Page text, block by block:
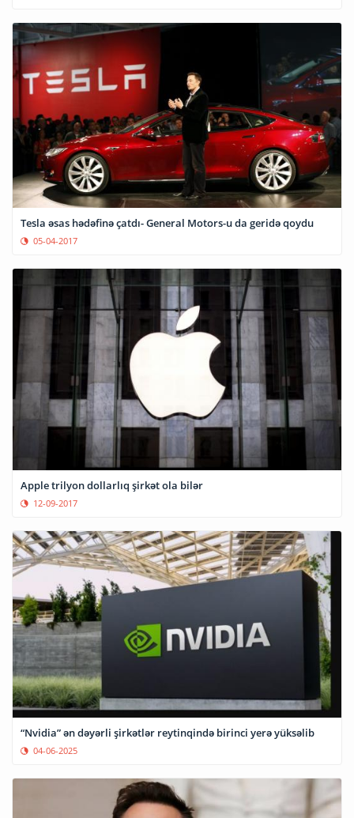
Tesla əsas hədəfinə çatdı- General Motors-u da geridə qoydu
05-04-2017
Apple trilyon dollarlıq şirkət ola bilər
12-09-2017
“Nvidia” ən dəyərli şirkətlər reytinqində birinci yerə yüksəlib
04-06-2025